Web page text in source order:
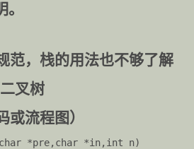
范，栈的用法也不够了解
叉树
或流程图）
*pre,char *in,int n)